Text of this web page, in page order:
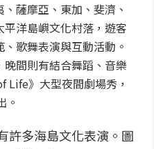
薩摩亞、東加、斐濟、
洋島嶼文化村落，遊客
歌舞表演與互動活動。
間則有結合舞蹈、音樂
Life》大型夜間劇場秀，
。